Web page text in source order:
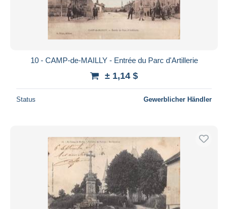
10 - CAMP-de-MAILLY - Entrée du Parc d'Artillerie
± 1,14 $
Status Gewerblicher Händler